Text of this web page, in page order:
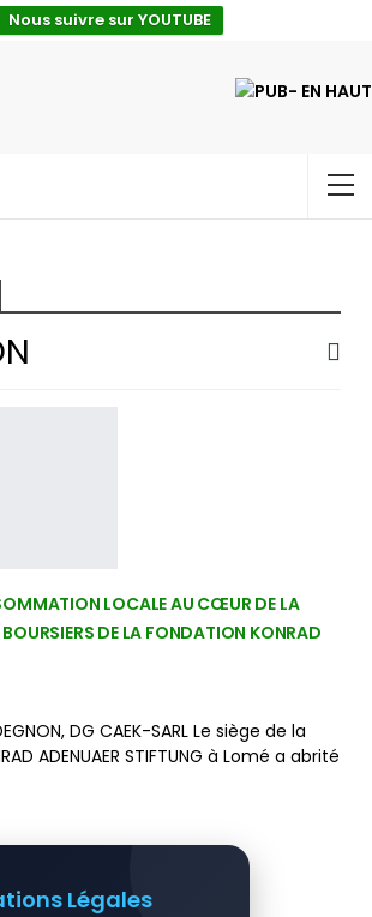
Nous suivre sur YOUTUBE
LOCALE AU CŒUR DE LA
BOURSIERS DE LA FONDATION KONRAD
DG CAEK-SARL Le siège de la
ADENUAER STIFTUNG à Lomé a abrité
Légales